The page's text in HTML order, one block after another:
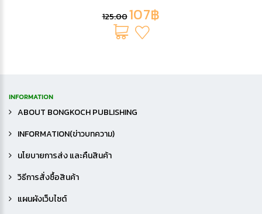
125.00107฿
INFORMATION
ABOUT BONGKOCH PUBLISHING
INFORMATION(ข่าวบทความ)
นโยบายการส่ง และคืนสินค้า
วิธีการสั่งซื้อสินค้า
แผนผังเว็บไซต์